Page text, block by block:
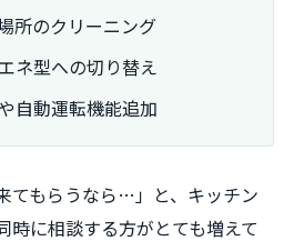
所のクリーニング
ネ型への切り替え
自動運転機能追加
てもらうなら…」と、キッチン
時に相談する方がとても増えて